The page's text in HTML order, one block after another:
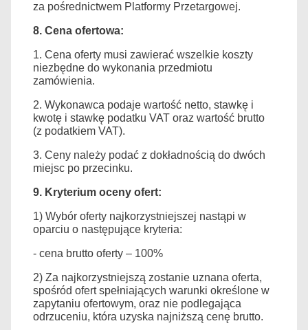
za pośrednictwem Platformy Przetargowej.
8. Cena ofertowa:
1. Cena oferty musi zawierać wszelkie koszty
niezbędne do wykonania przedmiotu
zamówienia.
2. Wykonawca podaje wartość netto, stawkę i
kwotę i stawkę podatku VAT oraz wartość brutto
(z podatkiem VAT).
3. Ceny należy podać z dokładnością do dwóch
miejsc po przecinku.
9. Kryterium oceny ofert:
1) Wybór oferty najkorzystniejszej nastąpi w
oparciu o następujące kryteria:
- cena brutto oferty – 100%
2) Za najkorzystniejszą zostanie uznana oferta,
spośród ofert spełniających warunki określone w
zapytaniu ofertowym, oraz nie podlegająca
odrzuceniu, która uzyska najniższą cenę brutto.